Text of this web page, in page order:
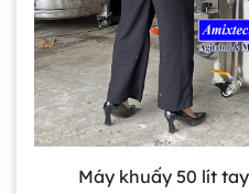
Máy khuấy 50 lít